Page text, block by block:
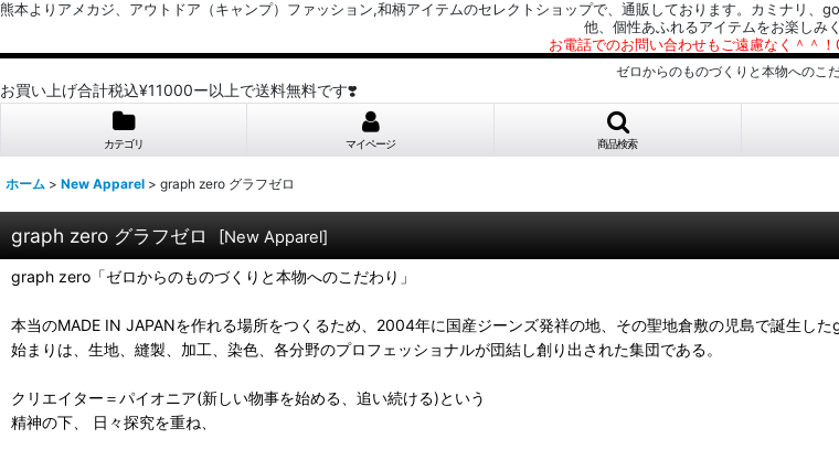
熊本よりアメカジ、アウトドア（キャンプ）ファッション,和柄アイテムのセレクトショップで、通販しております。カミナリ
他、個性あふれるアイテムをお楽しみく
お電話でのお問い合わせもご遠慮なく＾＾
ゼロからのものづくりと本物へのこ
お買い上げ合計税込¥11000ー以上で送料無料です❣️
カテゴリ マイページ 商品検索
ホーム > New Apparel > graph zero グラフゼロ
graph zero グラフゼロ [New Apparel]
graph zero「ゼロからのものづくりと本物へのこだわり」
本当のMADE IN JAPANを作れる場所をつくるため、2004年に国産ジーンズ発祥の地、その聖地倉敷の児島で誕生した
始まりは、生地、縫製、加工、染色、各分野のプロフェッショナルが団結し創り出された集団である。
クリエイター＝パイオニア(新しい物事を始める、追い続ける)という
精神の下、 日々探究を重ね、